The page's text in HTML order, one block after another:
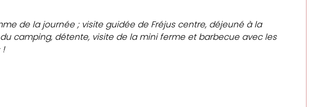
de la journée ; visite guidée de Fréjus centre, déjeuné à la
camping, détente, visite de la mini ferme et barbecue avec les
!